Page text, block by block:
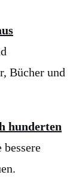
Bücher und
hunderten